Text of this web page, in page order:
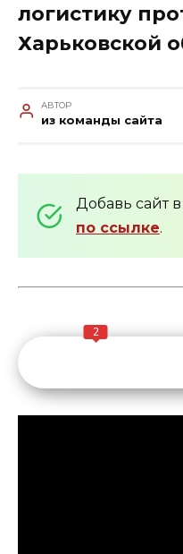
логистику
Харьковской
АВТОР
из команды сайта
Добавь сайт
по ссылке.
2